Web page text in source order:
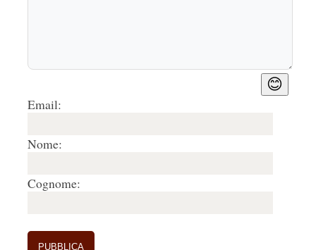
😊
Email:
Nome:
Cognome: